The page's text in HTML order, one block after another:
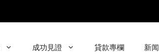
成功見證 貸款專欄 新闻